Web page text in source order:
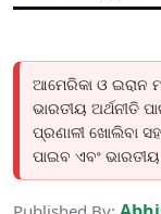
ଆମେରିକା ଓ ଇରାନ
ଭାରତୀୟ ଅର୍ଥନୀତି
ପ୍ରଣାଳୀ ଖୋଲିବା
ପାଇବ ଏବଂ